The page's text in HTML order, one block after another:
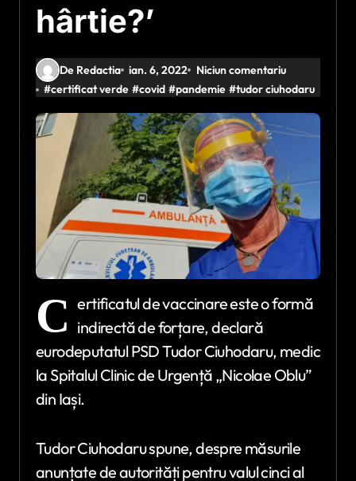
hârtie?’
De Redactia ian. 6, 2022
Niciun comentariu
#certificat verde #covid #pandemie #tudor ciuhodaru
C ertificatul de vaccinare este o formă
indirectă de forțare, declară
eurodeputatul PSD Tudor Ciuhodaru, medic
la Spitalul Clinic de Urgență „Nicolae Oblu”
din Iași.
Tudor Ciuhodaru spune, despre măsurile
anunțate de autorități pentru valul cinci al